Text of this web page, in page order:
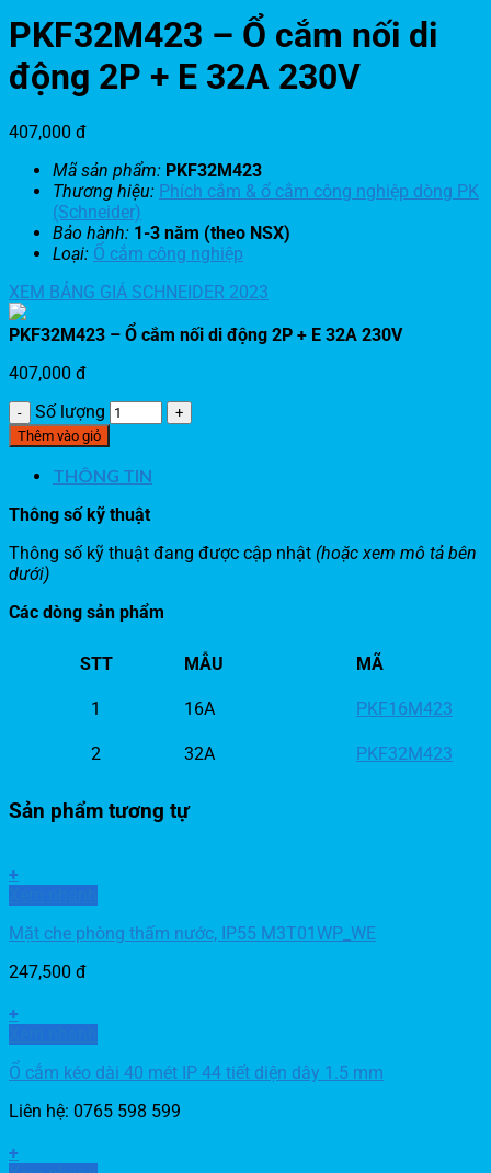
PKF32M423 – Ổ cắm nối di
động 2P + E 32A 230V
407,000 đ
Mã sản phẩm: PKF32M423
Thương hiệu: Phích cắm & ổ cắm công nghiệp dòng PK
(Schneider)
Bảo hành: 1-3 năm (theo NSX)
Loại: Ổ cắm công nghiệp
XEM BẢNG GIÁ SCHNEIDER 2023
PKF32M423 – Ổ cắm nối di động 2P + E 32A 230V
407,000 đ
Số lượng
Thêm vào giỏ
THÔNG TIN
Thông số kỹ thuật
Thông số kỹ thuật đang được cập nhật (hoặc xem mô tả bên
dưới)
Các dòng sản phẩm
STT MẪU MÃ
1 16A PKF16M423
2 32A PKF32M423
Sản phẩm tương tự
+
Mặt che phòng thấm nước, IP55 M3T01WP_WE
247,500 đ
+
Ổ cắm kéo dài 40 mét IP 44 tiết diện dây 1.5 mm
Liên hệ: 0765 598 599
+